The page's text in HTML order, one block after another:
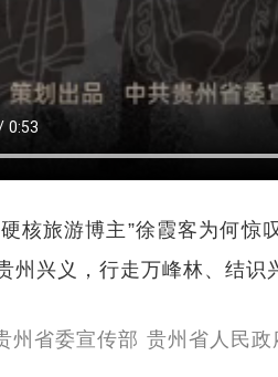
核旅游博主”徐霞客为何惊
州兴义，行走万峰林、结识
州省委宣传部 贵州省人民